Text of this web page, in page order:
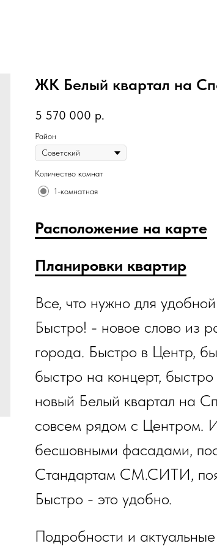
ЖК Белый квартал на
5 570 000 р.
Район
Количество комнат
1-комнатная
Расположение на карте
Планировки квартир
Все, что нужно для
Быстро! - новое слово из
города. Быстро в Центр,
быстро на концерт,
новый Белый квартал на
совсем рядом с Центром.
бесшовными фасадами,
Стандартам СМ.СИТИ,
Быстро - это удобно.
Подробности и